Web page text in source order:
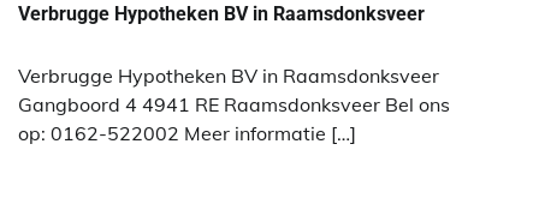
Verbrugge Hypotheken BV in Raamsdonksveer
Verbrugge Hypotheken BV in Raamsdonksveer
Gangboord 4 4941 RE Raamsdonksveer Bel ons
op: 0162-522002 Meer informatie […]